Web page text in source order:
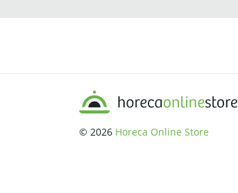
© 2026 Horeca Online Store